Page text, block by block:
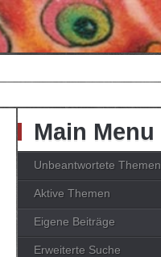
Main Menu
Unbeantwortete Themen
Aktive Themen
Eigene Beiträge
Erweiterte Suche